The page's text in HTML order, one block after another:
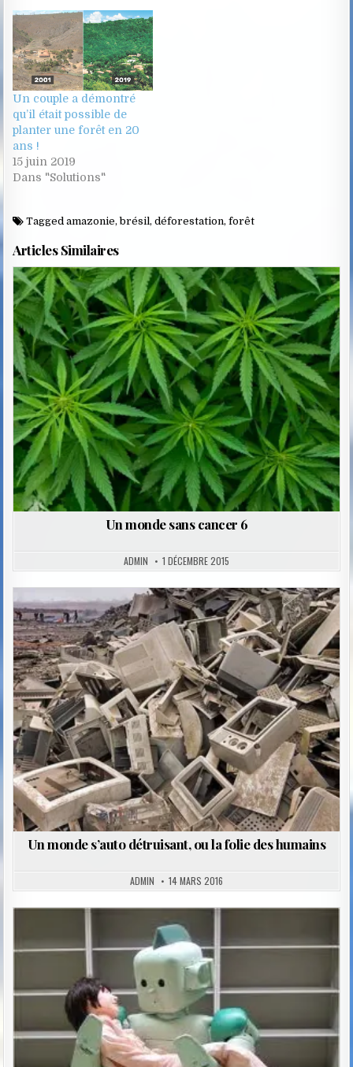
Un couple a démontré
qu’il était possible de
planter une forêt en 20
ans !
15 juin 2019
Dans "Solutions"
Taggedamazonie,brésil,déforestation,forêt
Articles Similaires
Posted
in
Un monde sans cancer 6
ADMIN 1 DÉCEMBRE 2015
Posted
in
Un monde s’auto détruisant, ou la folie des humains
ADMIN 14 MARS 2016
Posted
in